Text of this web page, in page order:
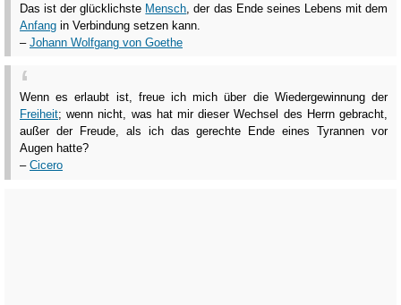
Das ist der glücklichste Mensch , der das Ende seines Lebens mit dem
Anfang in Verbindung setzen kann.
– Johann Wolfgang von Goethe
Wenn es erlaubt ist, freue ich mich über die Wiedergewinnung der
Freiheit; wenn nicht, was hat mir dieser Wechsel des Herrn gebracht,
außer der Freude, als ich das gerechte Ende eines Tyrannen vor
Augen hatte?
– Cicero